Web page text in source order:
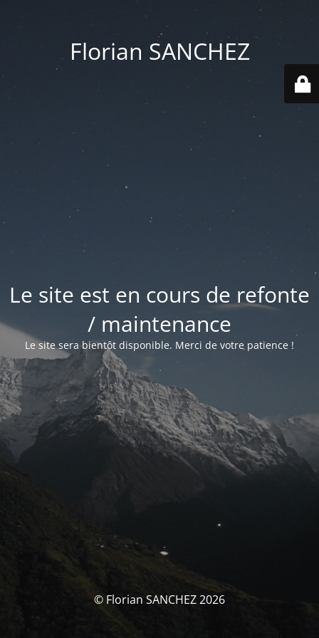
Florian SANCHEZ
Le site est en cours de refonte
/ maintenance
Le site sera bientôt disponible. Merci de votre patience !
© Florian SANCHEZ 2026